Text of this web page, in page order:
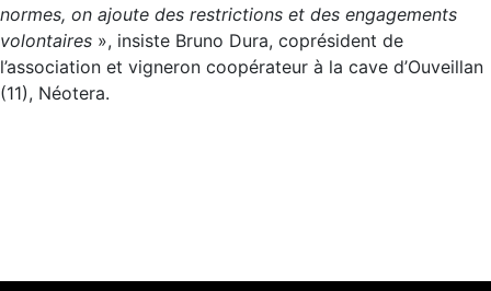
normes, on ajoute des restrictions et des engagements
volontaires », insiste Bruno Dura, coprésident de
l’association et vigneron coopérateur à la cave d’Ouveillan
(11), Néotera.